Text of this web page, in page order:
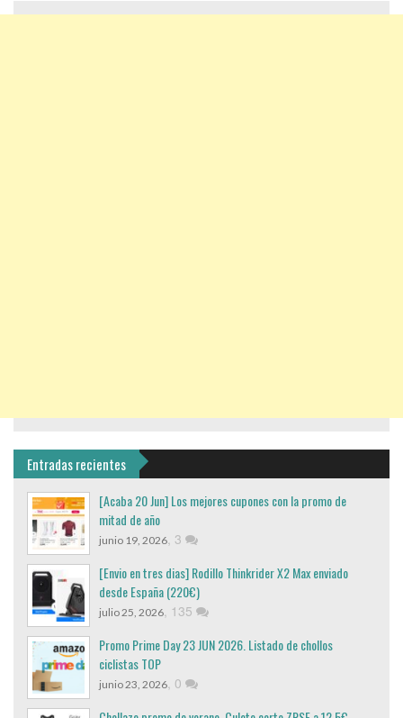
Entradas recientes
[Acaba 20 Jun] Los mejores cupones con la promo de
mitad de año
junio 19, 2026, 3
[Envio en tres dias] Rodillo Thinkrider X2 Max enviado
desde España (220€)
julio 25, 2026, 135
Promo Prime Day 23 JUN 2026. Listado de chollos
ciclistas TOP
junio 23, 2026, 0